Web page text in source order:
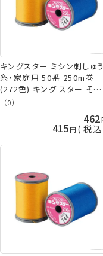
キングスター ミシン刺しゅう
糸・家庭用 50番 250m巻
(272色) キング スター その5
フジックス 手芸の山久
（0）
462
415 税込